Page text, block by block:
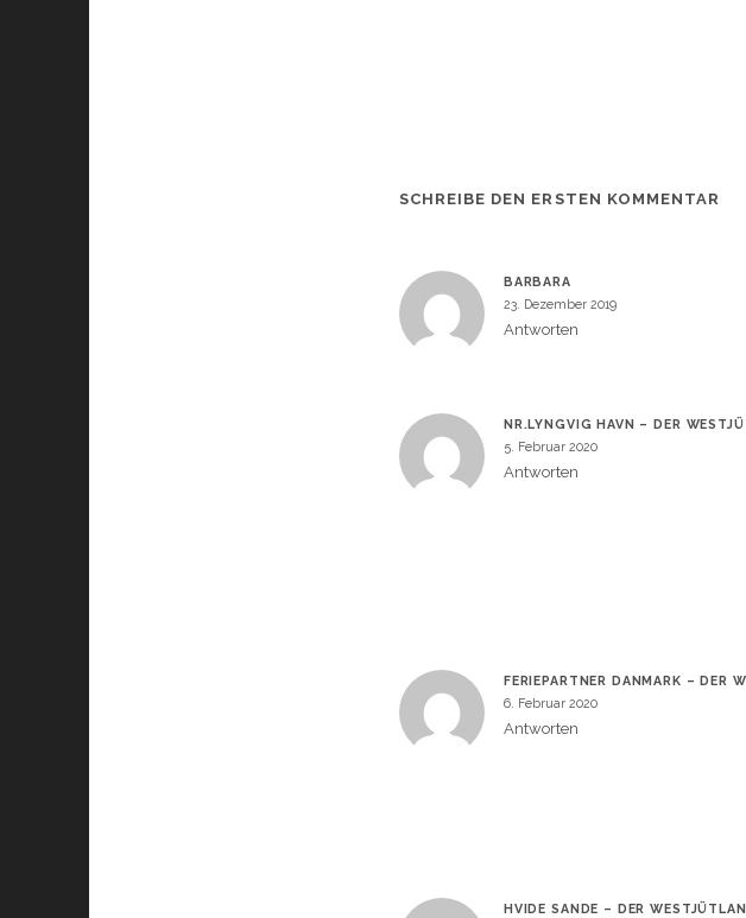
SCHREIBE DEN ERSTEN KOMMENTAR
BARBARA
23. Dezember 2019
Antworten
NR.LYNGVIG HAVN – DER
5. Februar 2020
Antworten
FERIEPARTNER DANMARK – DER
6. Februar 2020
Antworten
HVIDE SANDE – DER